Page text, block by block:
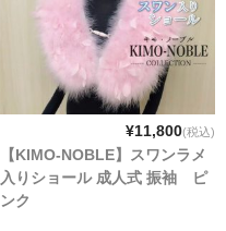
¥11,800(税込)
【KIMO-NOBLE】スワンラメ
入りショール 成人式 振袖 ピ
ンク